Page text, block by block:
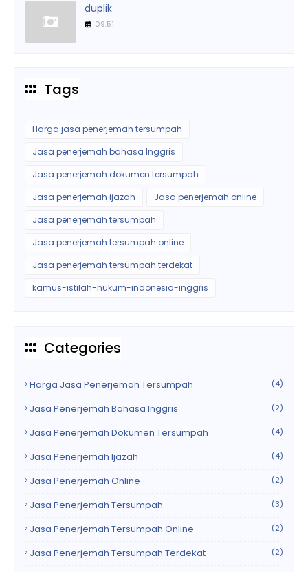
duplik
09.51
Tags
Harga jasa penerjemah tersumpah
Jasa penerjemah bahasa Inggris
Jasa penerjemah dokumen tersumpah
Jasa penerjemah ijazah
Jasa penerjemah online
Jasa penerjemah tersumpah
Jasa penerjemah tersumpah online
Jasa penerjemah tersumpah terdekat
kamus-istilah-hukum-indonesia-inggris
Categories
Harga Jasa Penerjemah Tersumpah (4)
Jasa Penerjemah Bahasa Inggris (2)
Jasa Penerjemah Dokumen Tersumpah (4)
Jasa Penerjemah Ijazah (4)
Jasa Penerjemah Online (2)
Jasa Penerjemah Tersumpah (3)
Jasa Penerjemah Tersumpah Online (2)
Jasa Penerjemah Tersumpah Terdekat (2)